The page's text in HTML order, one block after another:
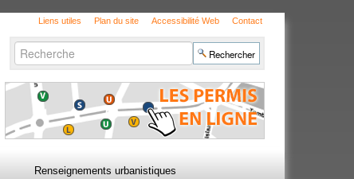
Liens utiles Plan du site Accessibilité Web Contact
Chercher par
avancée…
Renseignements urbanistiques